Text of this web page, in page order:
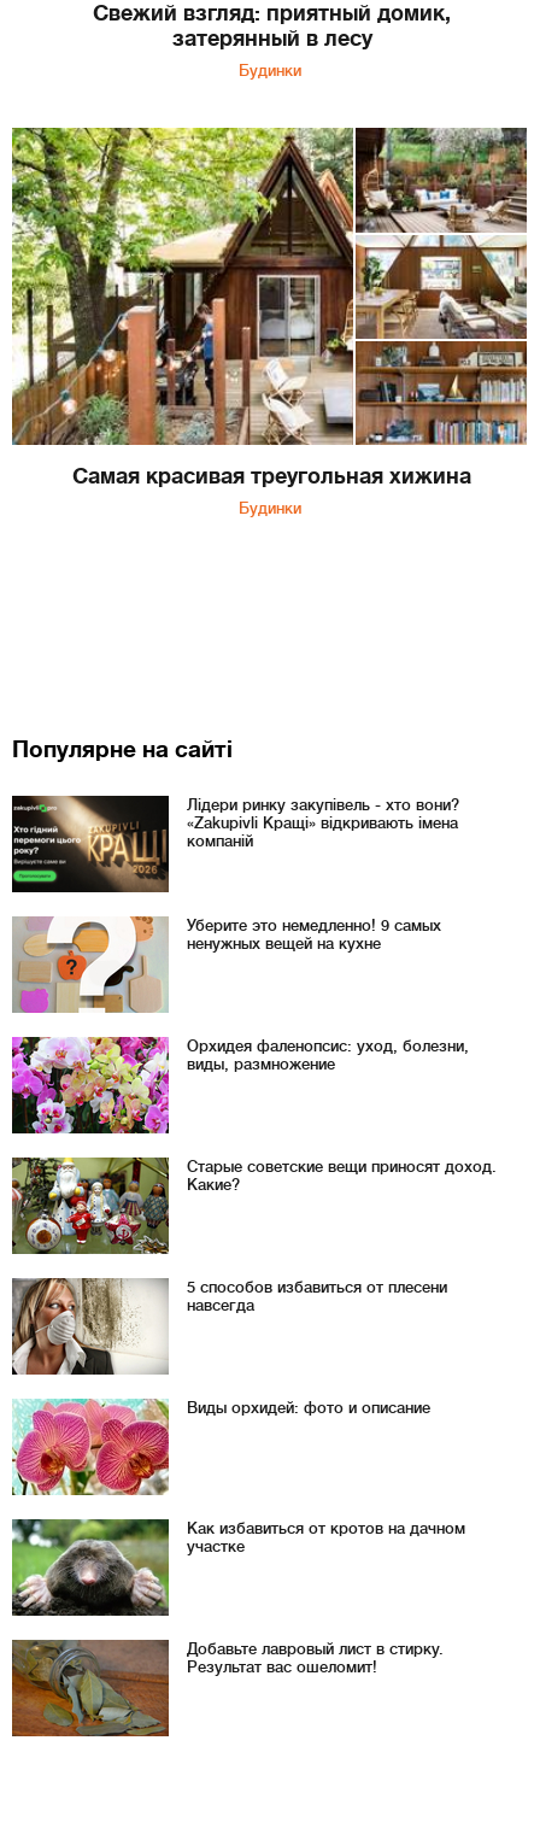
Свежий взгляд: приятный домик,
затерянный в лесу
Будинки
Самая красивая треугольная хижина
Будинки
Популярне на сайті
Лідери ринку закупівель - хто вони?
«Zakupivli Кращі» відкривають імена
компаній
Уберите это немедленно! 9 самых
ненужных вещей на кухне
Орхидея фаленопсис: уход, болезни,
виды, размножение
Старые советские вещи приносят доход.
Какие?
5 способов избавиться от плесени
навсегда
Виды орхидей: фото и описание
Как избавиться от кротов на дачном
участке
Добавьте лавровый лист в стирку.
Результат вас ошеломит!